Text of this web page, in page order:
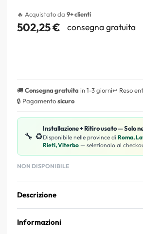
🔥 Acquistato da 9+ clienti
502,25€ consegna gratuita
🚚Consegna gratuita in 1-3 giorni↩️ Reso
🔒 Pagamentosicuro
🔧 ♻️
Installazione + Ritiro usato — Solo
Disponibile nelle province di Roma,
Rieti, Viterbo — selezionalo al
NON DISPONIBILE
Descrizione
Informazioni